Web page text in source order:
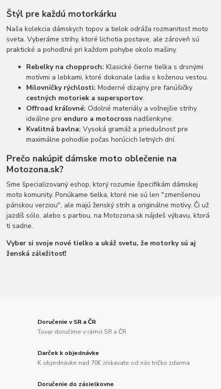
Štýl pre každú motorkárku
Naša kolekcia dámskych topov a tielok odráža rozmanitosť moto
sveta. Vyberáme strihy, ktoré lichotia postave, ale zároveň sú
praktické a pohodlné pri každom pohybe okolo mašiny.
Rebelky na chopproch: Klasické čierne tielka s drsnými
motívmi a lebkami, ktoré dokonale ladia s koženou vestou.
Milovníčky rýchlosti: Moderné dizajny pre fanúšičky
cestných motoriek a supersportov.
Offroad kráľovné: Odolné materiály a voľnejšie strihy
ideálne pre enduro a motocross nadšenkyne.
Kvalitná bavlna: Vysoká gramáž a priedušnosť pre
maximálne pohodlie počas horúcich letných dní.
Prečo nakúpiť dámske moto oblečenie na
Motozona.sk?
Sme špecializovaný eshop, ktorý rozumie špecifikám dámskej
moto komunity. Ponúkame tielka, ktoré nie sú len "zmenšenou
pánskou verziou", ale majú ženský strih a originálne motívy. Či už
jazdíš sólo, alebo s partiou, na Motozona.sk nájdeš výbavu, ktorá
ti sadne.
Vyber si svoje nové tielko a ukáž svetu, že motorky sú aj
ženská záležitosť!
Doručenie v SR a ČR
Tovar doručíme v rámci SR a ČR
Darček k objednávke
K objednávke nad 70€ získavate od nás tričko zdarma
Doručenie do zásielkovne